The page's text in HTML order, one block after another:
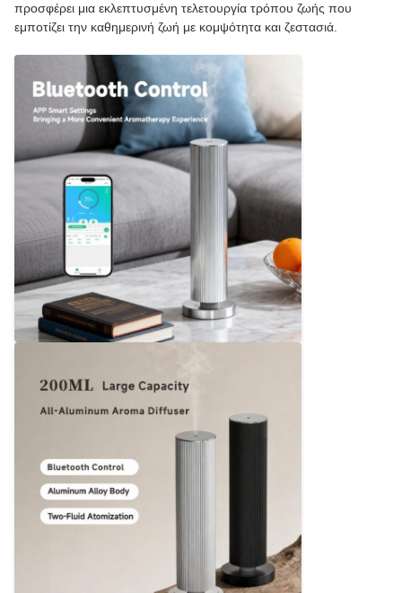
προσφέρει μια εκλεπτυσμένη τελετουργία τρόπου ζωής που
εμποτίζει την καθημερινή ζωή με κομψότητα και ζεστασιά.